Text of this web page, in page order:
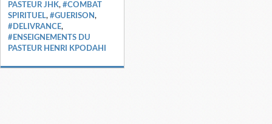
PASTEUR JHK, #COMBAT
SPIRITUEL, #GUERISON,
#DELIVRANCE,
#ENSEIGNEMENTS DU
PASTEUR HENRI KPODAHI